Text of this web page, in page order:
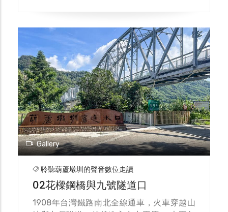
Gallery
聆聽葫蘆墩圳的聲音數位走讀
02花樑鋼橋與九號隧道口
1908年台灣鐵路南北全線通車，火車穿越山